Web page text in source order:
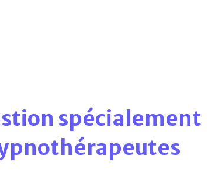
rappels SMS
Consignez les lapins
séance
Remplissez
téléconsultation
Suivez le règlement
spécialement